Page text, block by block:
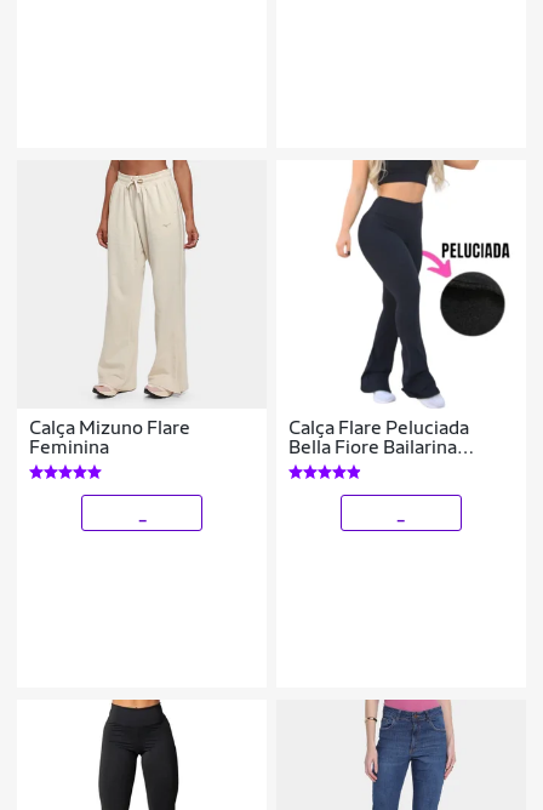
Calça Mizuno Flare
Feminina
Calça Flare Peluciada
Bella Fiore Bailarina
Legging Cintura Alta
Feminino